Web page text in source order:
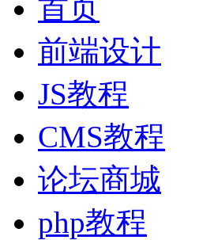
首页
前端设计
JS教程
CMS教程
论坛商城
php教程